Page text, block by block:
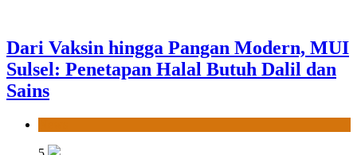
MUI Sulsel dan LPH Madani Indonesia
Tetapkan Empat Pelaku Usaha Halal
News